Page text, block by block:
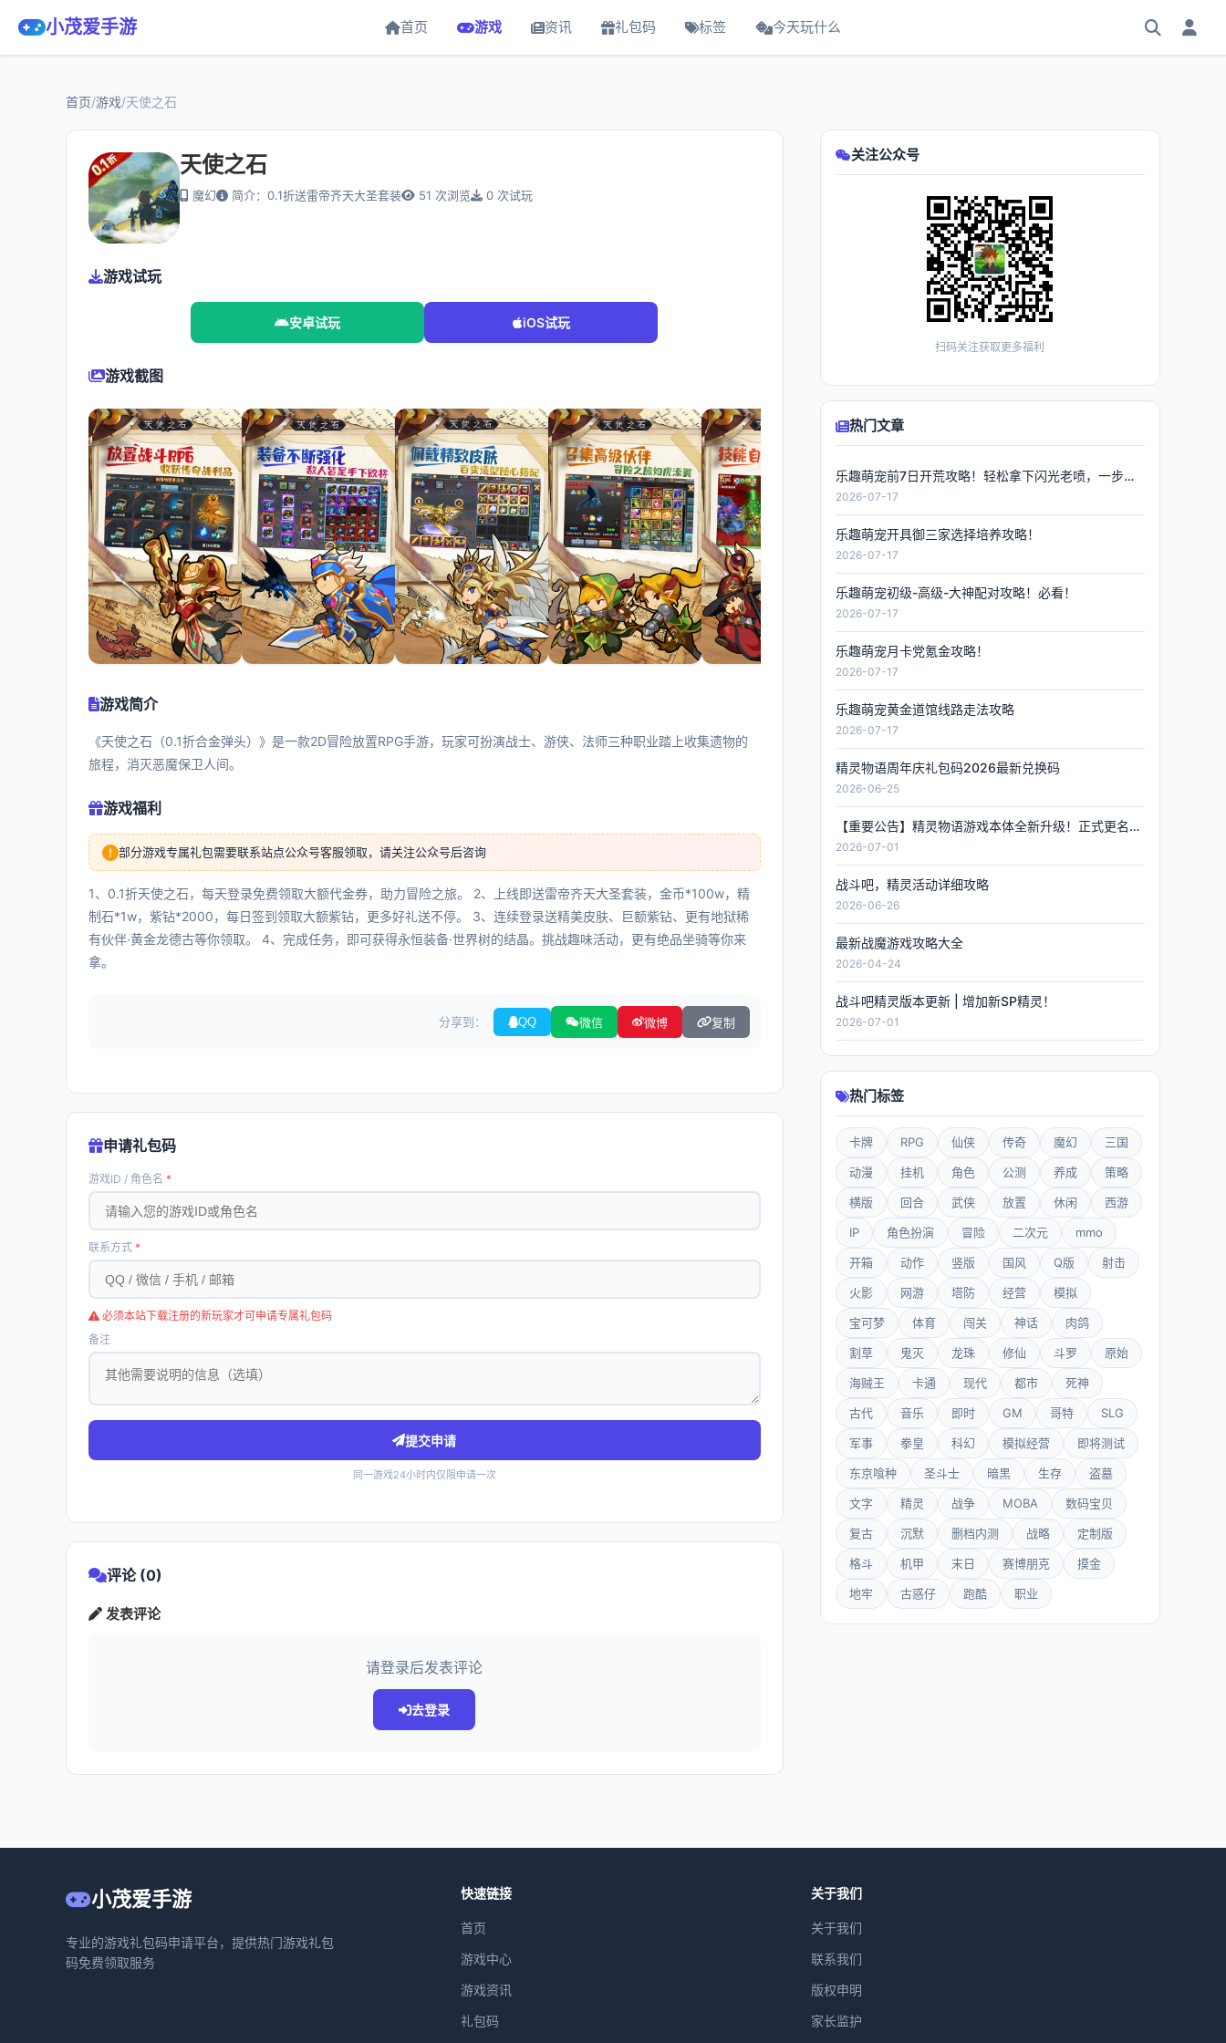
小茂爱手游 首页 游戏 资讯 礼包码 标签 今天玩什么
首页/游戏/天使之石
天使之石
魔幻 简介：0.1折送雷帝齐天大圣套装 51 次浏览 0 次试玩
游戏试玩
安卓试玩 iOS试玩
游戏截图
游戏简介
《天使之石（0.1折合金弹头）》是一款2D冒险放置RPG手游，玩家可扮演战士、游侠、法师三种职业踏上收集遗物的
旅程，消灭恶魔保卫人间。
游戏福利
部分游戏专属礼包需要联系站点公众号客服领取，请关注公众号后咨询
1、0.1折天使之石，每天登录免费领取大额代金券，助力冒险之旅。 2、上线即送雷帝齐天大圣套装，金币*100w，精
制石*1w，紫钻*2000，每日签到领取大额紫钻，更多好礼送不停。 3、连续登录送精美皮肤、巨额紫钻、更有地狱稀
有伙伴·黄金龙德古等你领取。 4、完成任务，即可获得永恒装备·世界树的结晶。挑战趣味活动，更有绝品坐骑等你来
拿。
分享到： QQ 微信 微博 复制
申请礼包码
游戏ID / 角色名 *
联系方式 *
必须本站下载注册的新玩家才可申请专属礼包码
备注
提交申请
同一游戏24小时内仅限申请一次
评论 (0)
发表评论
请登录后发表评论
去登录
关注公众号
扫码关注获取更多福利
热门文章
乐趣萌宠前7日开荒攻略！轻松拿下闪光老喷，一步到位
2026-07-17
乐趣萌宠开具御三家选择培养攻略！
2026-07-17
乐趣萌宠初级-高级-大神配对攻略！必看！
2026-07-17
乐趣萌宠月卡党氪金攻略！
2026-07-17
乐趣萌宠黄金道馆线路走法攻略
2026-07-17
精灵物语周年庆礼包码2026最新兑换码
2026-06-25
【重要公告】精灵物语游戏本体全新升级！正式更名《精灵联萌》，数据全程保留！
2026-07-01
战斗吧，精灵活动详细攻略
2026-06-26
最新战魔游戏攻略大全
2026-04-24
战斗吧精灵版本更新 | 增加新SP精灵！
2026-07-01
热门标签
卡牌 RPG 仙侠 传奇 魔幻 三国
动漫 挂机 角色 公测 养成 策略
横版 回合 武侠 放置 休闲 西游
IP 角色扮演 冒险 二次元 mmo
开箱 动作 竖版 国风 Q版 射击
火影 网游 塔防 经营 模拟
宝可梦 体育 闯关 神话 肉鸽
割草 鬼灭 龙珠 修仙 斗罗 原始
海贼王 卡通 现代 都市 死神
古代 音乐 即时 GM 哥特 SLG
军事 拳皇 科幻 模拟经营 即将测试
东京喰种 圣斗士 暗黑 生存 盗墓
文字 精灵 战争 MOBA 数码宝贝
复古 沉默 删档内测 战略 定制版
格斗 机甲 末日 赛博朋克 摸金
地牢 古惑仔 跑酷 职业
小茂爱手游
专业的游戏礼包码申请平台，提供热门游戏礼包
码免费领取服务
快速链接
首页
游戏中心
游戏资讯
礼包码
关于我们
关于我们
联系我们
版权申明
家长监护